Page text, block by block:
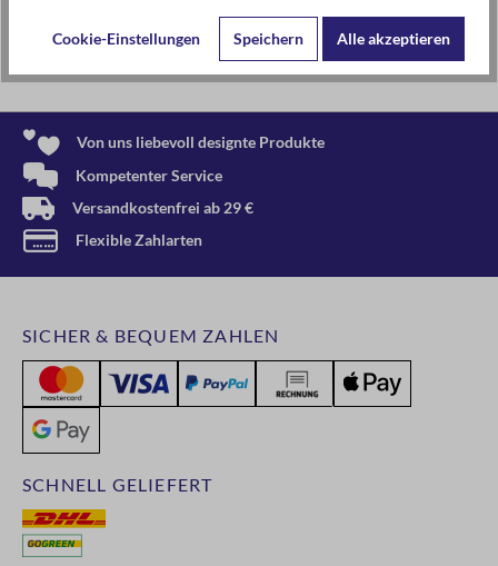
info@moses-verlag.de
Von uns liebevoll designte Produkte
Kompetenter Service
Versandkostenfrei ab 29 €
Flexible Zahlarten
SCHNELL GELIEFERT
SICHER & BEQUEM ZAHLEN
Cookie-Einstellungen Speichern Alle akzeptieren